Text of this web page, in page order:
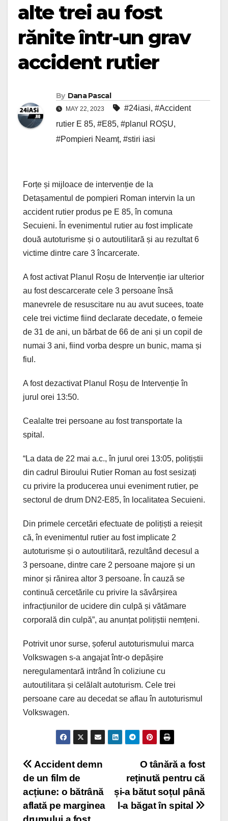
alte trei au fost
rănite într-un grav
accident rutier
By Dana Pascal
MAY 22, 2023 #24iasi, #Accident
rutier E 85, #E85, #planul ROȘU,
#Pompieri Neamț, #stiri iasi
Forțe și mijloace de intervenție de la
Detașamentul de pompieri Roman intervin la un
accident rutier produs pe E 85, în comuna
Secuieni. În evenimentul rutier au fost implicate
două autoturisme și o autoutilitară și au rezultat 6
victime dintre care 3 încarcerate.
A fost activat Planul Roșu de Intervenție iar ulterior
au fost descarcerate cele 3 persoane însă
manevrele de resuscitare nu au avut sucees, toate
cele trei victime fiind declarate decedate, o femeie
de 31 de ani, un bărbat de 66 de ani și un copil de
numai 3 ani, fiind vorba despre un bunic, mama și
fiul.
A fost dezactivat Planul Roșu de Intervenție în
jurul orei 13:50.
Cealalte trei persoane au fost transportate la
spital.
“La data de 22 mai a.c., în jurul orei 13:05, polițiștii
din cadrul Biroului Rutier Roman au fost sesizați
cu privire la producerea unui eveniment rutier, pe
sectorul de drum DN2-E85, în localitatea Secuieni.
Din primele cercetări efectuate de polițiști a reieșit
că, în evenimentul rutier au fost implicate 2
autoturisme și o autoutilitară, rezultând decesul a
3 persoane, dintre care 2 persoane majore și un
minor și rănirea altor 3 persoane. În cauză se
continuă cercetările cu privire la săvârșirea
infracțiunilor de ucidere din culpă și vătămare
corporală din culpă”, au anunțat polițiștii nemțeni.
Potrivit unor surse, șoferul autoturismului marca
Volkswagen s-a angajat într-o depășire
neregulamentară intrând în coliziune cu
autoutilitara și celălalt autoturism. Cele trei
persoane care au decedat se aflau în autoturismul
Volkswagen.
Post
navigation
O tânără a fost
reținută pentru că
și‑a bătut soțul până
l‑a băgat în spital
Accident demn
de un film de
acțiune: o bătrână
aflată pe marginea